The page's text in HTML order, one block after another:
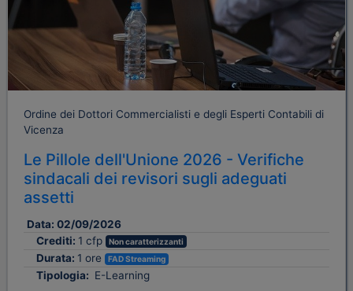
Ordine dei Dottori Commercialisti e degli Esperti Contabili di
Vicenza
Le Pillole dell'Unione 2026 - Verifiche
sindacali dei revisori sugli adeguati
assetti
Data: 02/09/2026
Crediti: 1 cfp Non caratterizzanti
Durata: 1 ore FAD Streaming
Tipologia: E-Learning